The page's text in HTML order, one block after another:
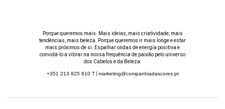
Porque queremos mais. Mais ideias, mais criatividade, mais
tendências, mais beleza. Porque queremos ir mais longe e estar
mais próximos de si. Espalhar ondas de energia positiva e
convidá-lo a vibrar na nossa frequência de paixão pelo universo
dos Cabelos e da Beleza.
+351 213 825 610 T| marketing@companhiadascores.pt